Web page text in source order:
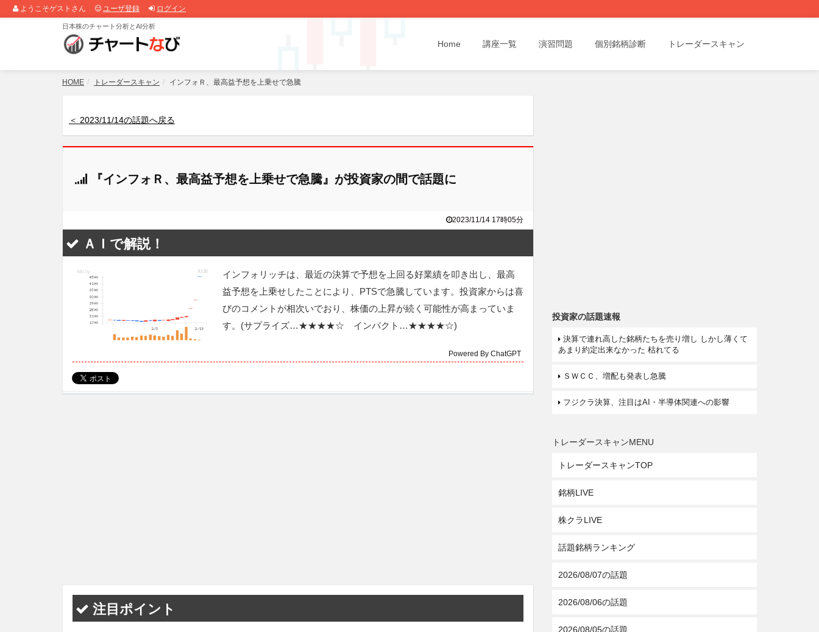
ようこそゲストさん ユーザ登録 ログイン
日本株のチャート分析とAI分析
Home 講座一覧 演習問題 個別銘柄診断 トレーダースキャン
HOME トレーダースキャン インフォＲ、最高益予想を上乗せで急騰
＜ 2023/11/14の話題へ戻る
『インフォＲ、最高益予想を上乗せで急騰』が投資家の間で話題に
2023/11/14 17時05分
ＡＩで解説！
インフォリッチは、最近の決算で予想を上回る好業績を叩き出し、最高
益予想を上乗せしたことにより、PTSで急騰しています。投資家からは喜
びのコメントが相次いでおり、株価の上昇が続く可能性が高まっていま
す。(サプライズ…★★★★☆ インパクト…★★★★☆)
Powered By ChatGPT
注目ポイント
投資家の話題速報
決算で連れ高した銘柄たちを売り増し しかし薄くて
あまり約定出来なかった 枯れてる
ＳＷＣＣ、増配も発表し急騰
フジクラ決算、注目はAI・半導体関連への影響
トレーダースキャンMENU
トレーダースキャンTOP
銘柄LIVE
株クラLIVE
話題銘柄ランキング
2026/08/07の話題
2026/08/06の話題
2026/08/05の話題